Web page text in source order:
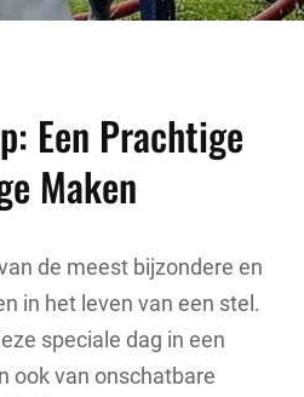
Een Prachtige
Maken
de meest bijzondere en
in het leven van een stel.
speciale dag in een
ook van onschatbare